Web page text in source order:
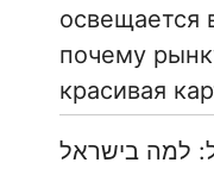
освещается
почему
красивая
למה בישראל